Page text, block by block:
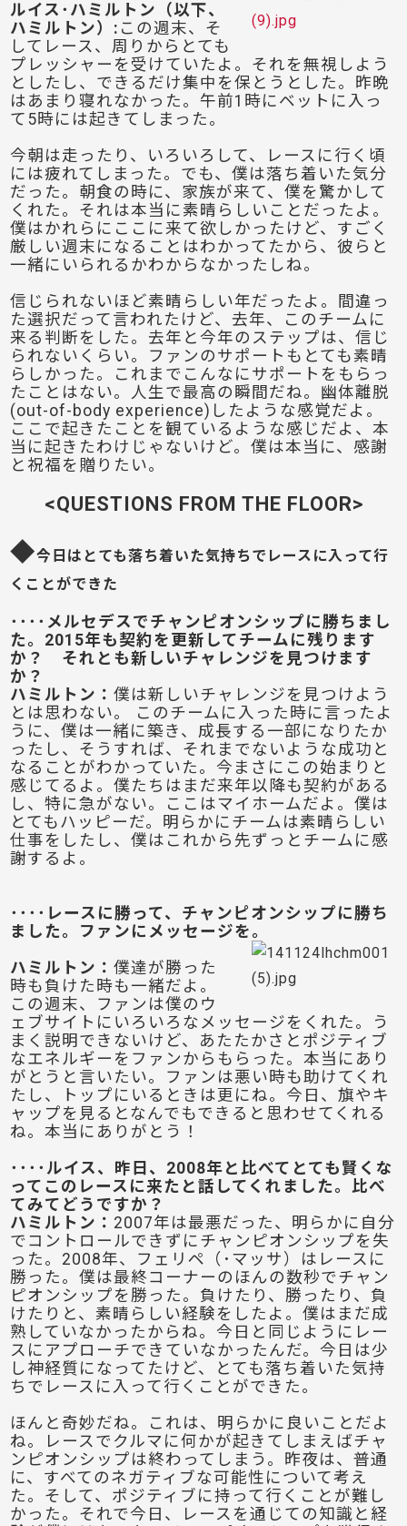
ルイス･ハミルトン（以下、
ハミルトン）: この週末、そ
してレース、周りからとても
プレッシャーを受けていたよ。それを無視しよう
としたし、できるだけ集中を保とうとした。昨晩
はあまり寝れなかった。午前1時にベットに入っ
て5時には起きてしまった。
今朝は走ったり、いろいろして、レースに行く頃
には疲れてしまった。でも、僕は落ち着いた気分
だった。朝食の時に、家族が来て、僕を驚かして
くれた。それは本当に素晴らしいことだったよ。
僕はかれらにここに来て欲しかったけど、すごく
厳しい週末になることはわかってたから、彼らと
一緒にいられるかわからなかったしね。
信じられないほど素晴らしい年だったよ。間違っ
た選択だって言われたけど、去年、このチームに
来る判断をした。去年と今年のステップは、信じ
られないくらい。ファンのサポートもとても素晴
らしかった。これまでこんなにサポートをもらっ
たことはない。人生で最高の瞬間だね。幽体離脱
(out-of-body experience)したような感覚だよ。
ここで起きたことを観ているような感じだよ、本
当に起きたわけじゃないけど。僕は本当に、感謝
と祝福を贈りたい。
<QUESTIONS FROM THE FLOOR>
◆今日はとても落ち着いた気持ちでレースに入って行
くことができた
････メルセデスでチャンピオンシップに勝ちまし
た。2015年も契約を更新してチームに残ります
か？ それとも新しいチャレンジを見つけます
か？
ハミルトン ：僕は新しいチャレンジを見つけよう
とは思わない。 このチームに入った時に言ったよ
うに、僕は一緒に築き、成長する一部になりたか
ったし、そうすれば、それまでないような成功と
なることがわかっていた。今まさにこの始まりと
感じてるよ。僕たちはまだ来年以降も契約がある
し、特に急がない。ここはマイホームだよ。僕は
とてもハッピーだ。明らかにチームは素晴らしい
仕事をしたし、僕はこれから先ずっとチームに感
謝するよ。
････レースに勝って、チャンピオンシップに勝ち
ました。ファンにメッセージを。
ハミルトン ：僕達が勝った
時も負けた時も一緒だよ。
この週末、ファンは僕のウ
ェブサイトにいろいろなメッセージをくれた。う
まく説明できないけど、あたたかさとポジティブ
なエネルギーをファンからもらった。本当にあり
がとうと言いたい。ファンは悪い時も助けてくれ
たし、トップにいるときは更にね。今日、旗やキ
ャップを見るとなんでもできると思わせてくれる
ね。本当にありがとう！
････ルイス、昨日、2008年と比べてとても賢くな
ってこのレースに来たと話してくれました。比べ
てみてどうですか？
ハミルトン ： 2007年は最悪だった、明らかに自分
でコントロールできずにチャンピオンシップを失
った。2008年、フェリペ（･マッサ）はレースに
勝った。僕は最終コーナーのほんの数秒でチャン
ピオンシップを勝った。負けたり、勝ったり、負
けたりと、素晴らしい経験をしたよ。僕はまだ成
熟していなかったからね。今日と同じようにレー
スにアプローチできていなかったんだ。今日は少
し神経質になってたけど、とても落ち着いた気持
ちでレースに入って行くことができた。
ほんと奇妙だね。これは、明らかに良いことだよ
ね。レースでクルマに何かが起きてしまえばチャ
ンピオンシップは終わってしまう。昨夜は、普通
に、すべてのネガティブな可能性について考え
た。そして、ポジティブに持って行くことが難し
かった。それで今日、レースを通じての知識と経